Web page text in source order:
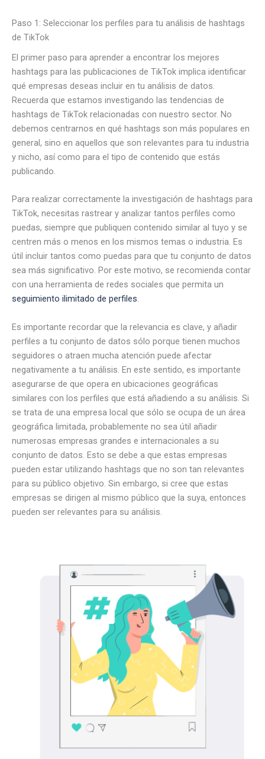
Paso 1: Seleccionar los perfiles para tu análisis de hashtags
de TikTok
El primer paso para aprender a encontrar los mejores
hashtags para las publicaciones de TikTok implica identificar
qué empresas deseas incluir en tu análisis de datos.
Recuerda que estamos investigando las tendencias de
hashtags de TikTok relacionadas con nuestro sector. No
debemos centrarnos en qué hashtags son más populares en
general, sino en aquellos que son relevantes para tu industria
y nicho, así como para el tipo de contenido que estás
publicando.
Para realizar correctamente la investigación de hashtags para
TikTok, necesitas rastrear y analizar tantos perfiles como
puedas, siempre que publiquen contenido similar al tuyo y se
centren más o menos en los mismos temas o industria. Es
útil incluir tantos como puedas para que tu conjunto de datos
sea más significativo. Por este motivo, se recomienda contar
con una herramienta de redes sociales que permita un
seguimiento ilimitado de perfiles.
Es importante recordar que la relevancia es clave, y añadir
perfiles a tu conjunto de datos sólo porque tienen muchos
seguidores o atraen mucha atención puede afectar
negativamente a tu análisis. En este sentido, es importante
asegurarse de que opera en ubicaciones geográficas
similares con los perfiles que está añadiendo a su análisis. Si
se trata de una empresa local que sólo se ocupa de un área
geográfica limitada, probablemente no sea útil añadir
numerosas empresas grandes e internacionales a su
conjunto de datos. Esto se debe a que estas empresas
pueden estar utilizando hashtags que no son tan relevantes
para su público objetivo. Sin embargo, si cree que estas
empresas se dirigen al mismo público que la suya, entonces
pueden ser relevantes para su análisis.